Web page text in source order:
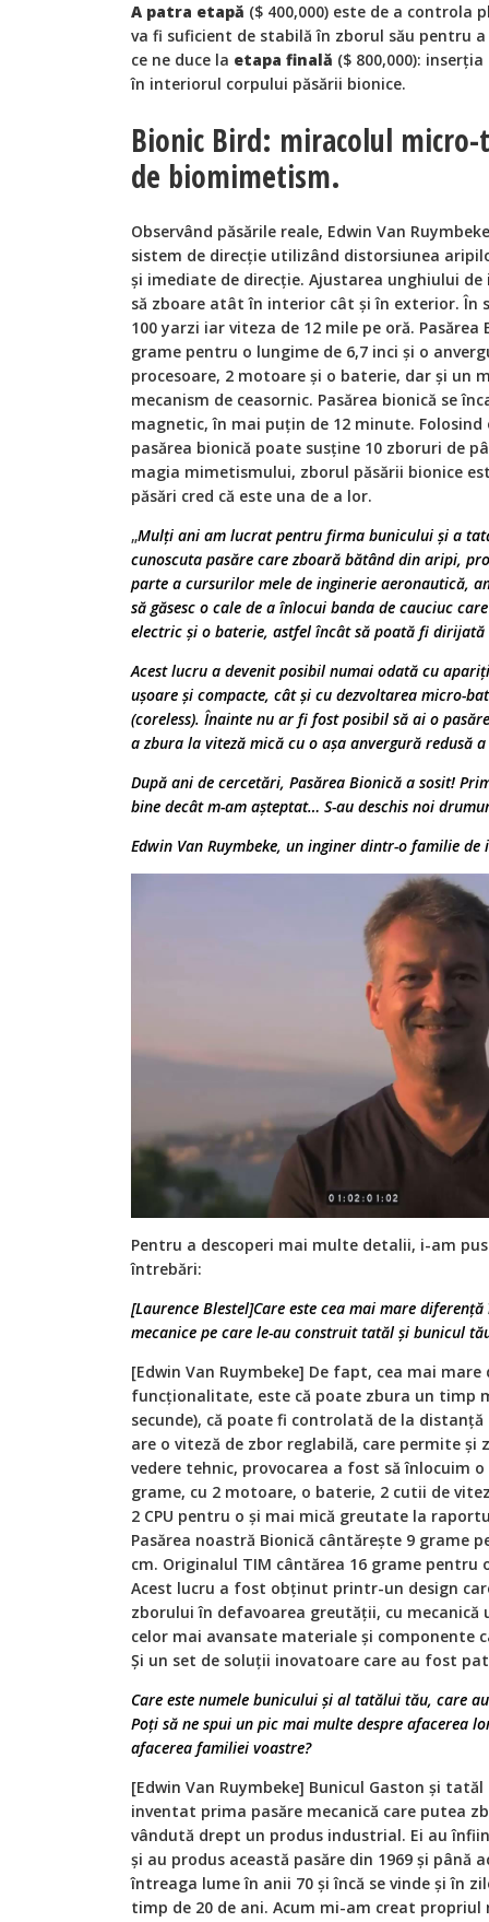
A patra etapă ($ 400,000) este de a controla
va fi suficient de stabilă în zborul său pentru
ce ne duce la etapa finală ($ 800,000):
în interiorul corpului păsării bionice.
Bionic Bird: miracolul
de biomimetism.
Observând păsările reale, Edwin Van
sistem de direcţie utilizând distorsiunea
şi imediate de direcţie. Ajustarea unghiului
să zboare atât în interior cât şi în exterior. În
100 yarzi iar viteza de 12 mile pe oră.
grame pentru o lungime de 6,7 inci şi o
procesoare, 2 motoare şi o baterie, dar şi un
mecanism de ceasornic. Pasărea bionică se
magnetic, în mai puţin de 12 minute.
pasărea bionică poate susţine 10 zboruri de
magia mimetismului, zborul păsării bionice
păsări cred că este una de a lor.
„Mulţi ani am lucrat pentru firma bunicului şi a
cunoscuta pasăre care zboară bătând din aripi,
parte a cursurilor mele de inginerie aeronautică,
să găsesc o cale de a înlocui banda de cauciuc
electric şi o baterie, astfel încât să poată fi dirijată
Acest lucru a devenit posibil numai odată cu
uşoare şi compacte, cât şi cu dezvoltarea micro-
(coreless). Înainte nu ar fi fost posibil să ai o
a zbura la viteză mică cu o aşa anvergură redusă
După ani de cercetări, Pasărea Bionică a sosit!
bine decât m-am aşteptat… S-au deschis noi
Edwin Van Ruymbeke, un inginer dintr-o familie
Pentru a descoperi mai multe detalii, i-am
întrebări:
[Laurence Blestel]Care este cea mai mare diferenţă
mecanice pe care le-au construit tatăl şi bunicul
[Edwin Van Ruymbeke] De fapt, cea mai
funcţionalitate, este că poate zbura un timp
secunde), că poate fi controlată de la
are o viteză de zbor reglabilă, care permite
vedere tehnic, provocarea a fost să înlocuim
grame, cu 2 motoare, o baterie, 2 cutii de
2 CPU pentru o şi mai mică greutate la
Pasărea noastră Bionică cântăreşte 9 grame
cm. Originalul TIM cântărea 16 grame pentru
Acest lucru a fost obţinut printr-un design
zborului în defavoarea greutăţii, cu
celor mai avansate materiale şi componente
Şi un set de soluţii inovatoare care au fost
Care este numele bunicului şi al tatălui tău, care
Poţi să ne spui un pic mai multe despre afacerea
afacerea familiei voastre?
[Edwin Van Ruymbeke] Bunicul Gaston şi
inventat prima pasăre mecanică care putea
vândută drept un produs industrial. Ei au
şi au produs această pasăre din 1969 şi până
întreaga lume în anii 70 şi încă se vinde şi în
timp de 20 de ani. Acum mi-am creat